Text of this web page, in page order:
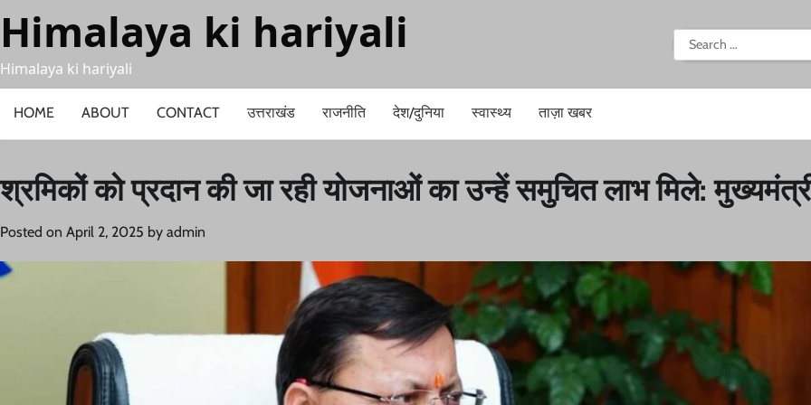
to
content
Himalaya ki hariyali
Himalaya ki hariyali
Search
for:
HOME ABOUT CONTACT उत्तराखंड राजनीति देश/दुनिया स्वास्थ्य ताज़ा खबर
श्रमिकों को प्रदान की जा रही योजनाओं का उन्हें समुचित लाभ मिले:
Posted on April 2, 2025 by admin